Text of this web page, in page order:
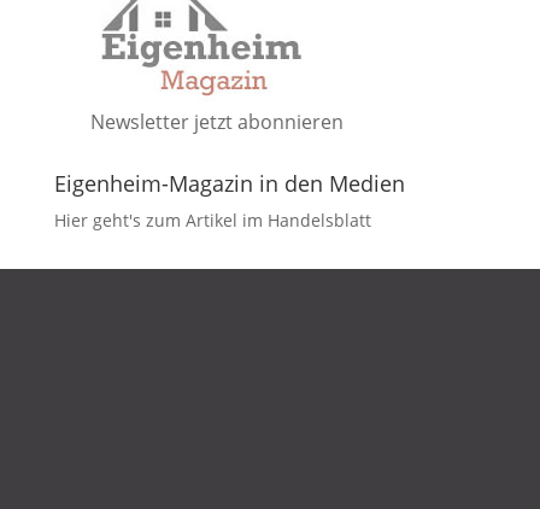
Newsletter jetzt abonnieren
Eigenheim-Magazin in den Medien
Hier geht's zum Artikel im Handelsblatt
DATENSCHUTZ